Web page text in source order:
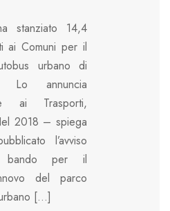
stanziato 14,4
ai Comuni per il
urbano di
Lo annuncia
ai Trasporti,
2018 – spiega
l’avviso
bando per il
del parco
[…]